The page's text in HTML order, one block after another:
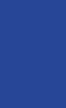
与远方”